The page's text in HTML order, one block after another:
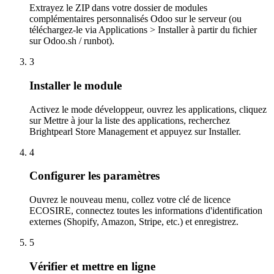
Extrayez le ZIP dans votre dossier de modules
complémentaires personnalisés Odoo sur le serveur (ou
téléchargez-le via Applications > Installer à partir du fichier
sur Odoo.sh / runbot).
3
Installer le module
Activez le mode développeur, ouvrez les applications, cliquez
sur Mettre à jour la liste des applications, recherchez
Brightpearl Store Management et appuyez sur Installer.
4
Configurer les paramètres
Ouvrez le nouveau menu, collez votre clé de licence
ECOSIRE, connectez toutes les informations d'identification
externes (Shopify, Amazon, Stripe, etc.) et enregistrez.
5
Vérifier et mettre en ligne